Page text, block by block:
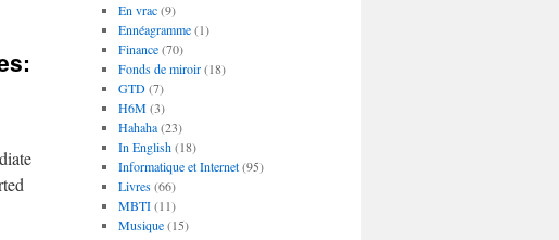
En vrac(9)
Ennéagramme(1)
Finance(70)
Fonds de miroir(18)
GTD(7)
H6M(3)
Hahaha(23)
In English(18)
Informatique et Internet(95)
Livres(66)
MBTI(11)
Musique(15)